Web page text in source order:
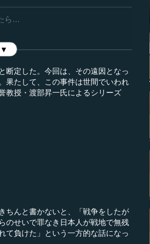
ら…
▼
断定した。今回は、その遠因となっ
果たして、この事件は世間でいわれ
教授・渡部昇一氏によるシリーズ
ちんと書かないと、「戦争をしたが
のせいで罪なき日本人が戦地で無残
て負けた」という一方的な話になっ